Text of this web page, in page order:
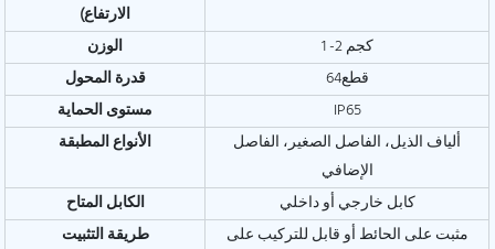
الارتفاع)
الوزن
1 -2 كجم
قدرة المحول
قطع64
مستوى الحماية
IP65
الأنواع المطبقة
ألياف الذيل، الفاصل الصغير، الفاصل
الإضافي
الكابل المتاح
كابل خارجي أو داخلي
طريقة التثبيت
مثبت على الحائط أو قابل للتركيب على